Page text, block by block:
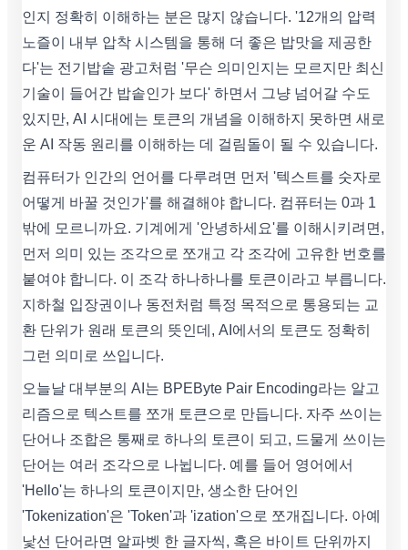
인지 정확히 이해하는 분은 많지 않습니다. '12개의 압력
노즐이 내부 압착 시스템을 통해 더 좋은 밥맛을 제공한
다'는 전기밥솥 광고처럼 '무슨 의미인지는 모르지만 최신
기술이 들어간 밥솥인가 보다' 하면서 그냥 넘어갈 수도
있지만, AI 시대에는 토큰의 개념을 이해하지 못하면 새로
운 AI 작동 원리를 이해하는 데 걸림돌이 될 수 있습니다.
컴퓨터가 인간의 언어를 다루려면 먼저 '텍스트를 숫자로
어떻게 바꿀 것인가'를 해결해야 합니다. 컴퓨터는 0과 1
밖에 모르니까요. 기계에게 '안녕하세요'를 이해시키려면,
먼저 의미 있는 조각으로 쪼개고 각 조각에 고유한 번호를
붙여야 합니다. 이 조각 하나하나를 토큰이라고 부릅니다.
지하철 입장권이나 동전처럼 특정 목적으로 통용되는 교
환 단위가 원래 토큰의 뜻인데, AI에서의 토큰도 정확히
그런 의미로 쓰입니다.
오늘날 대부분의 AI는 BPEByte Pair Encoding라는 알고
리즘으로 텍스트를 쪼개 토큰으로 만듭니다. 자주 쓰이는
단어나 조합은 통째로 하나의 토큰이 되고, 드물게 쓰이는
단어는 여러 조각으로 나뉩니다. 예를 들어 영어에서
'Hello'는 하나의 토큰이지만, 생소한 단어인
'Tokenization'은 'Token'과 'ization'으로 쪼개집니다. 아예
낯선 단어라면 알파벳 한 글자씩, 혹은 바이트 단위까지